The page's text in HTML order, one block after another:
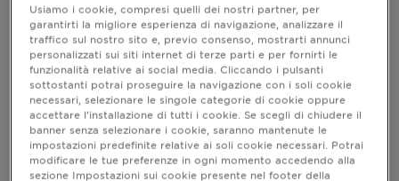
Capelli Fini: Tagli e
Acconciature per
Valorizzarli
Ultimo aggiornamento agosto 11, 2025
Usiamo i cookie, compresi quelli dei nostri partner, per
garantirti la migliore esperienza di navigazione, analizzare il
traffico sul nostro sito e, previo consenso, mostrarti annunci
personalizzati sui siti internet di terze parti e per fornirti le
funzionalità relative ai social media. Cliccando i pulsanti
sottostanti potrai proseguire la navigazione con i soli cookie
necessari, selezionare le singole categorie di cookie oppure
accettare l’installazione di tutti i cookie. Se scegli di chiudere il
banner senza selezionare i cookie, saranno mantenute le
impostazioni predefinite relative ai soli cookie necessari. Potrai
modificare le tue preferenze in ogni momento accedendo alla
sezione Impostazioni sui cookie presente nel footer della